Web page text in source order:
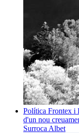
Política Frontex i
d'un nou
Surroca Albet